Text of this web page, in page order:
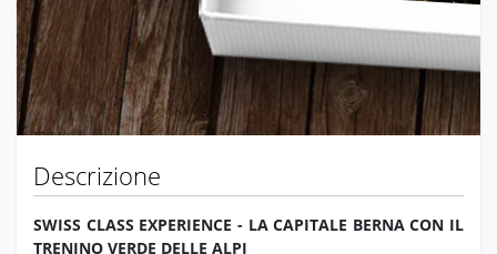
Descrizione
SWISS CLASS EXPERIENCE - LA CAPITALE BERNA CON IL
TRENINO VERDE DELLE ALPI